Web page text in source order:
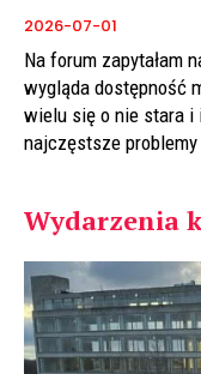
2026-07-01
Na forum zapytałam
wygląda dostępność
wielu się o nie stara i
najczęstsze
Wydarzenia